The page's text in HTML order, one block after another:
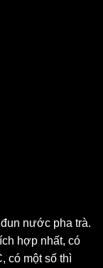
nước pha trà.
hợp nhất, có
có một số thì